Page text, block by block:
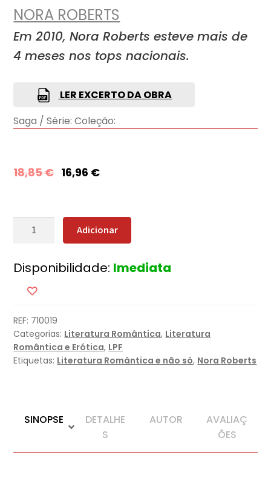
NORA ROBERTS
Em 2010, Nora Roberts esteve mais de
4 meses nos tops nacionais.
LER EXCERTO DA OBRA
Saga / Série: Coleção:
18,85€ 16,96 €
Quantidade
Azul
Adicionar
Disponibilidade: Imediata
REF: 710019
Categorias: Literatura Romântica, Literatura
Romântica e Erótica, LPF
Etiquetas: Literatura Romântica e não só, Nora Roberts
SINOPSE
DETALHE
S
AUTOR
AVALIAÇ
ÕES